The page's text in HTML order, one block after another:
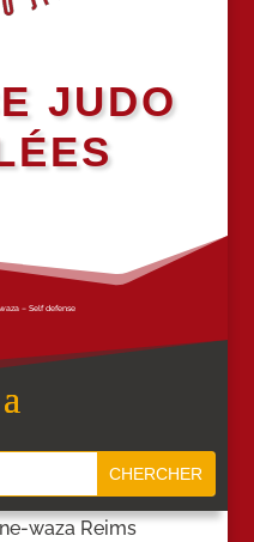
JUDO
– Self defense
waza Reims